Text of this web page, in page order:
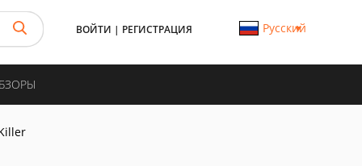
ВОЙТИ | РЕГИСТРАЦИЯ Русский